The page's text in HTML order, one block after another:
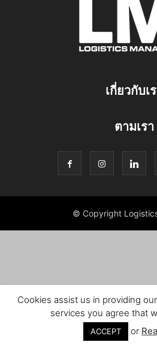
เกี่ยวกับเ
ตามเรา
© Copyright
Cookies assist us in providing
services you agree that
ACCEPT or